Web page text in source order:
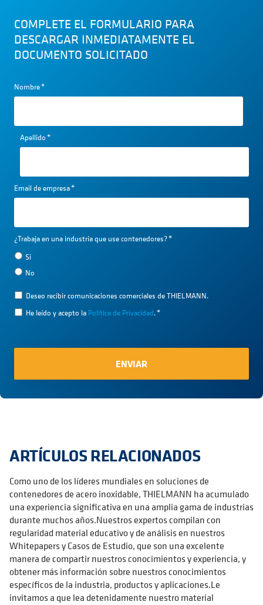
COMPLETE EL FORMULARIO PARA
DESCARGAR INMEDIATAMENTE EL
DOCUMENTO SOLICITADO
Nombre*
Apellido*
Email de empresa*
¿Trabaja en una industria que use contenedores?*
Si
No
Deseo recibir comunicaciones comerciales de THIELMANN.
He leído y acepto la Política de Privacidad.*
ARTÍCULOS RELACIONADOS
Como uno de los líderes mundiales en soluciones de
contenedores de acero inoxidable, THIELMANN ha acumulado
una experiencia significativa en una amplia gama de industrias
durante muchos años.Nuestros expertos compilan con
regularidad material educativo y de análisis en nuestros
Whitepapers y Casos de Estudio, que son una excelente
manera de compartir nuestros conocimientos y experiencia, y
obtener más información sobre nuestros conocimientos
específicos de la industria, productos y aplicaciones.Le
invitamos a que lea detenidamente nuestro material